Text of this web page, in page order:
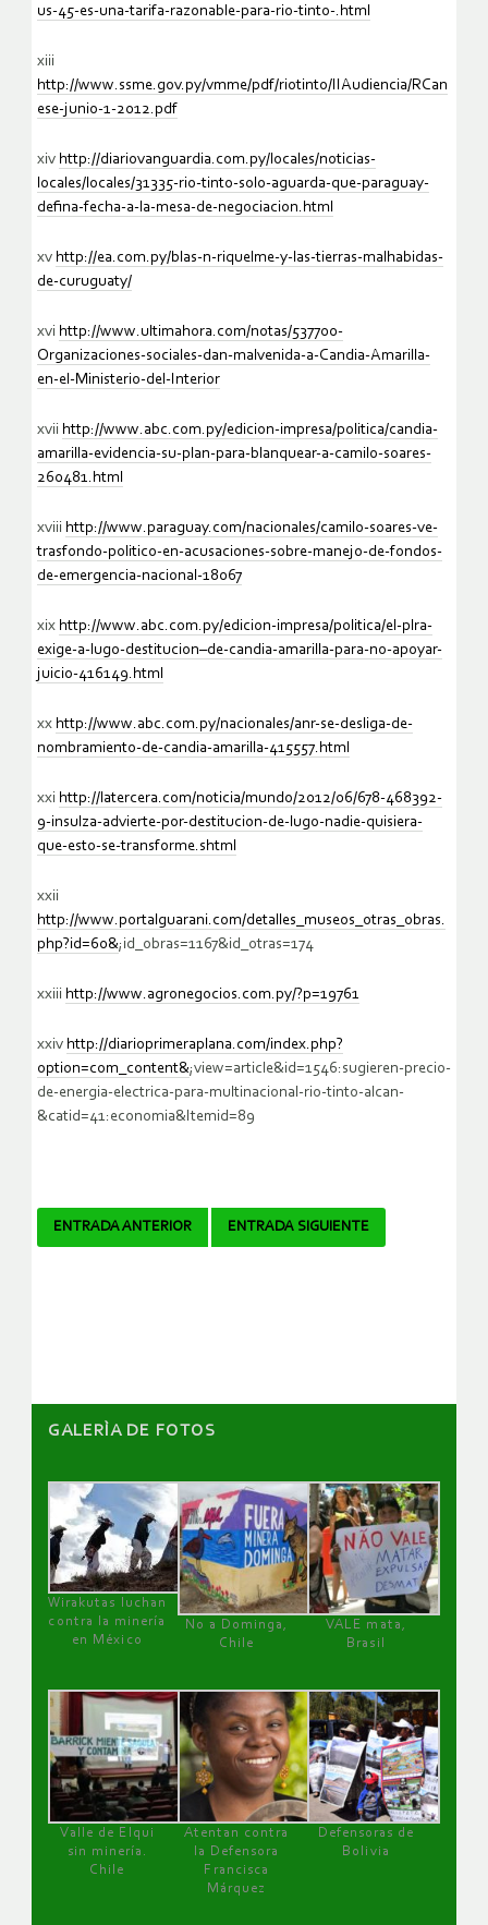
us-45-es-una-tarifa-razonable-para-rio-tinto-.html
xiii
http://www.ssme.gov.py/vmme/pdf/riotinto/IIAudiencia/RCan
ese-junio-1-2012.pdf
xiv http://diariovanguardia.com.py/locales/noticias-
locales/locales/31335-rio-tinto-solo-aguarda-que-paraguay-
defina-fecha-a-la-mesa-de-negociacion.html
xv http://ea.com.py/blas-n-riquelme-y-las-tierras-malhabidas-
de-curuguaty/
xvi http://www.ultimahora.com/notas/537700-
Organizaciones-sociales-dan-malvenida-a-Candia-Amarilla-
en-el-Ministerio-del-Interior
xvii http://www.abc.com.py/edicion-impresa/politica/candia-
amarilla-evidencia-su-plan-para-blanquear-a-camilo-soares-
260481.html
xviii http://www.paraguay.com/nacionales/camilo-soares-ve-
trasfondo-politico-en-acusaciones-sobre-manejo-de-fondos-
de-emergencia-nacional-18067
xix http://www.abc.com.py/edicion-impresa/politica/el-plra-
exige-a-lugo-destitucion–de-candia-amarilla-para-no-apoyar-
juicio-416149.html
xx http://www.abc.com.py/nacionales/anr-se-desliga-de-
nombramiento-de-candia-amarilla-415557.html
xxi http://latercera.com/noticia/mundo/2012/06/678-468392-
9-insulza-advierte-por-destitucion-de-lugo-nadie-quisiera-
que-esto-se-transforme.shtml
xxii
http://www.portalguarani.com/detalles_museos_otras_obras.
php?id=60&;id_obras=1167&id_otras=174
xxiii http://www.agronegocios.com.py/?p=19761
xxiv http://diarioprimeraplana.com/index.php?
option=com_content&;view=article&id=1546:sugieren-precio-
de-energia-electrica-para-multinacional-rio-tinto-alcan-
&catid=41:economia&Itemid=89
Navegador
ENTRADA ANTERIOR ENTRADA SIGUIENTE
GALERÌA DE FOTOS
Wirakutas luchan
contra la minería
en México
No a Dominga,
Chile
VALE mata,
Brasil
Valle de Elqui
sin minería.
Chile
Atentan contra
la Defensora
Francisca
Márquez
Defensoras de
Bolivia